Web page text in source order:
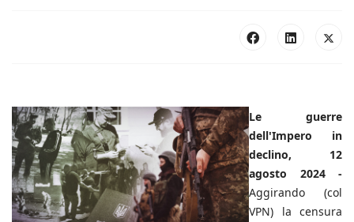
Le guerre
dell'Impero in
declino, 12
agosto 2024 -
Aggirando (col
VPN) la censura